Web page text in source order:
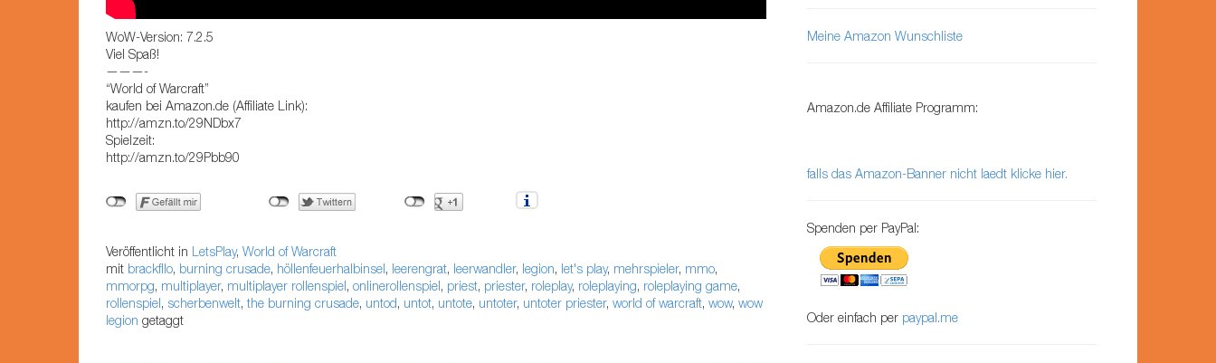
WoW-Version: 7.2.5
Viel Spaß!
———-
“World of Warcraft”
kaufen bei Amazon.de (Affiliate Link):
http://amzn.to/29NDbx7
Spielzeit:
http://amzn.to/29Pbb90
Veröffentlicht in LetsPlay, World of Warcraft
mit brackfllo, burning crusade, höllenfeuerhalbinsel, leerengrat, leerwandler, legion, let's play, mehrspieler, mmo,
mmorpg, multiplayer, multiplayer rollenspiel, onlinerollenspiel, priest, priester, roleplay, roleplaying, roleplaying game,
rollenspiel, scherbenwelt,the burning crusade, untod, untot, untote, untoter, untoter priester, world of warcraft, wow, wow
legion getaggt
Meine Amazon Wunschliste
Amazon.de Affiliate Programm:
falls das Amazon-Banner nicht laedt klicke hier.
Spenden per PayPal:
Oder einfach per paypal.me